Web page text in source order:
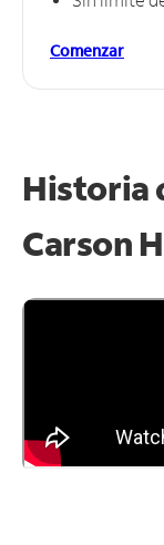
Comenzar
Historia
Carson